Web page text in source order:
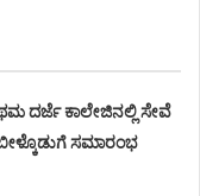
ದರ್ಜೆ ಕಾಲೇಜಿನಲ್ಲಿ ಸೇವೆ
ಸಮಾರಂಭ